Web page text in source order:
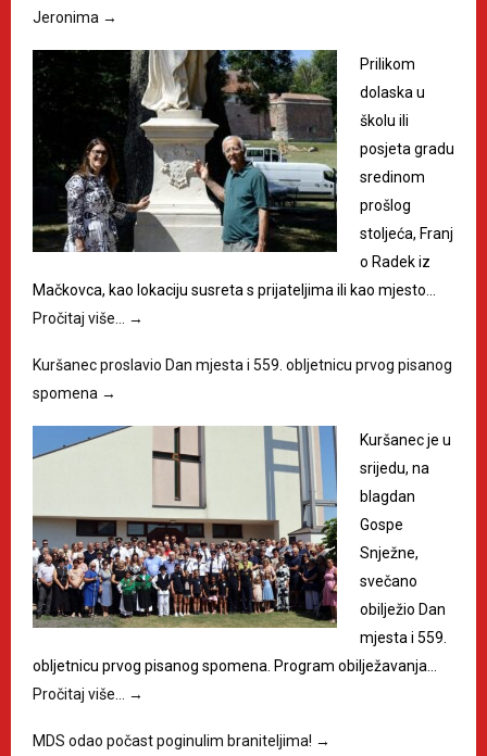
Jeronima →
Prilikom
dolaska u
školu ili
posjeta gradu
sredinom
prošlog
stoljeća, Franj
o Radek iz
Mačkovca, kao lokaciju susreta s prijateljima ili kao mjesto…
Pročitaj više…
→
Kuršanec proslavio Dan mjesta i 559. obljetnicu prvog pisanog
spomena →
Kuršanec je u
srijedu, na
blagdan
Gospe
Snježne,
svečano
obilježio Dan
mjesta i 559.
obljetnicu prvog pisanog spomena. Program obilježavanja…
Pročitaj više…
→
MDS odao počast poginulim braniteljima! →